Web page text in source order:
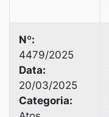
Nº:
4479/2025
Data:
20/03/2025
Categoria: